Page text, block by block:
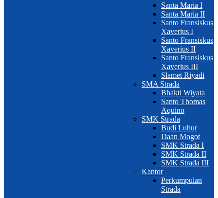
Santa Maria I
Santa Maria II
Santo Fransiskus
Xaverius I
Santo Fransiskus
Xaverius II
Santo Fransiskus
Xaverius III
Slamet Riyadi
SMA Strada
Bhakti Wiyata
Santo Thomas
Aquino
SMK Strada
Budi Luhur
Daan Mogot
SMK Strada I
SMK Strada II
SMK Strada III
Kantor
Perkumpulan
Strada